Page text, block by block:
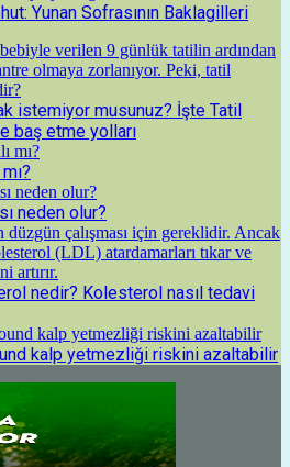
Yunan Sofrasının Baklagilleri
istemiyor musunuz? İşte Tatil
baş etme yolları
neden olur?
nedir? Kolesterol nasıl tedavi
kalp yetmezliği riskini azaltabilir